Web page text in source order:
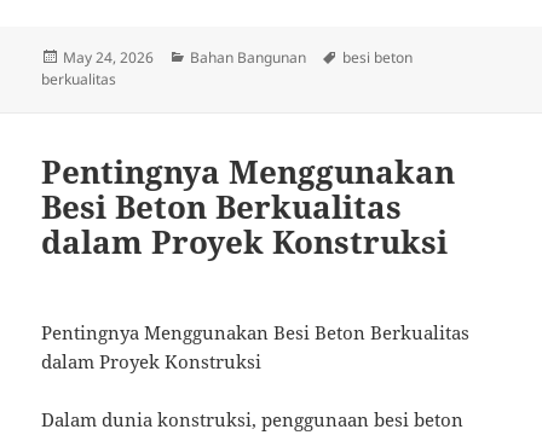
Posted
on
May 24, 2026 Categories
Bahan Bangunan Tags
besi beton
berkualitas
Pentingnya Menggunakan
Besi Beton Berkualitas
dalam Proyek Konstruksi
Pentingnya Menggunakan Besi Beton Berkualitas
dalam Proyek Konstruksi
Dalam dunia konstruksi, penggunaan besi beton